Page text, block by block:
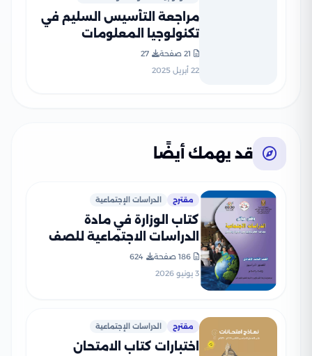
مراجعة التأسيس السليم في
تكنولوجيا المعلومات
والاتصالات لرابعة ابتدائي على
21 صفحة
27
22 أبريل 2025
قد يهمك أيضًا
مقترح الدراسات الإجتماعية
كتاب الوزارة في مادة
الدراسات الاجتماعية للصف
PDF
186 صفحة
624
3 يونيو 2026
مقترح الدراسات الإجتماعية
اختبارات كتاب الامتحان